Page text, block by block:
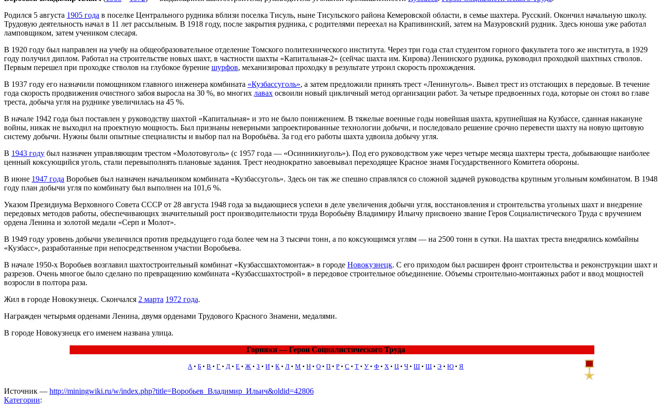
Родился 5 августа 1905 года в поселке Центрального рудника вблизи поселка Тисуль, ныне Тисульского района Кемеровской области, в семье шахтера. Русский. Окончил начальную школу.
Трудовую деятельность начал в 11 лет рассыльным. В 1918 году, после закрытия рудника, с родителями переехал на Крапивинский, затем на Мазуровский рудник. Здесь юноша уже работал
ламповщиком, затем учеником слесаря.
В 1920 году был направлен на учебу на общеобразовательное отделение Томского политехнического института. Через три года стал студентом горного факультета того же института, в 1929
году получил диплом. Работал на строительстве новых шахт, в частности шахты «Капитальная-2» (сейчас шахта им. Кирова) Ленинского рудника, руководил проходкой шахтных стволов.
Первым перешел при проходке стволов на глубокое бурение шурфов, механизировал проходку в результате утроил скорость прохождения.
В 1937 году его назначили помощником главного инженера комбината «Кузбассуголь», а затем предложили принять трест «Ленинуголь». Вывел трест из отстающих в передовые. В течение
года скорость продвижения очистного забоя выросла на 30 %, во многих лавах освоили новый цикличный метод организации работ. За четыре предвоенных года, которые он стоял во главе
треста, добыча угля на руднике увеличилась на 45 %.
В начале 1942 года был поставлен у руководству шахтой «Капитальная» и это не было понижением. В тяжелые военные годы новейшая шахта, крупнейшая на Кузбассе, сданная накануне
войны, никак не выходил на проектную мощность. Был признаны неверными запроектированные технологии добычи, и последовало решение срочно перевести шахту на новую щитовую
систему добычи. Нужны были опытные специалисты и выбор пал на Воробьёва. За год его работы шахта удвоила добычу угля.
В 1943 году был назначен управляющим трестом «Молотовуголь» (с 1957 года — «Осинникиуголь»). Под его руководством уже через четыре месяца шахтеры треста, добывающие наиболее
ценный коксующийся уголь, стали перевыполнять плановые задания. Трест неоднократно завоевывал переходящее Красное знамя Государственного Комитета обороны.
В июне 1947 года Воробьев был назначен начальником комбината «Кузбассуголь». Здесь он так же спешно справлялся со сложной задачей руководства крупным угольным комбинатом. В 1948
году план добычи угля по комбинату был выполнен на 101,6 %.
Указом Президиума Верховного Совета СССР от 28 августа 1948 года за выдающиеся успехи в деле увеличения добычи угля, восстановления и строительства угольных шахт и внедрение
передовых методов работы, обеспечивающих значительный рост производительности труда Воробьёву Владимиру Ильичу присвоено звание Героя Социалистического Труда с вручением
ордена Ленина и золотой медали «Серп и Молот».
В 1949 году уровень добычи увеличился против предыдущего года более чем на 3 тысячи тонн, а по коксующимся углям — на 2500 тонн в сутки. На шахтах треста внедрялись комбайны
«Кузбасс», разработанные при непосредственном участии Воробьева.
В начале 1950-х Воробьев возглавил шахтостроительный комбинат «Кузбассшахтомонтаж» в городе Новокузнецк. С его приходом был расширен фронт строительства и реконструкции шахт и
разрезов. Очень многое было сделано по превращению комбината «Кузбассшахтострой» в передовое строительное объединение. Объемы строительно-монтажных работ и ввод мощностей
возросли в полтора раза.
Жил в городе Новокузнецк. Скончался 2 марта 1972 года.
Награжден четырьмя орденами Ленина, двумя орденами Трудового Красного Знамени, медалями.
В городе Новокузнецк его именем названа улица.
Горняки — Герои Социалистического Труда
А•Б •В •Г •Д •Е •Ж •З •И •К •Л •М •Н •О •П •Р •С •Т •У •Ф •Х •Ц •Ч •Ш •Щ •Э •Ю •Я
Источник — http://miningwiki.ru/w/index.php?title=Воробьев_Владимир_Ильич&oldid=42806
Категории: